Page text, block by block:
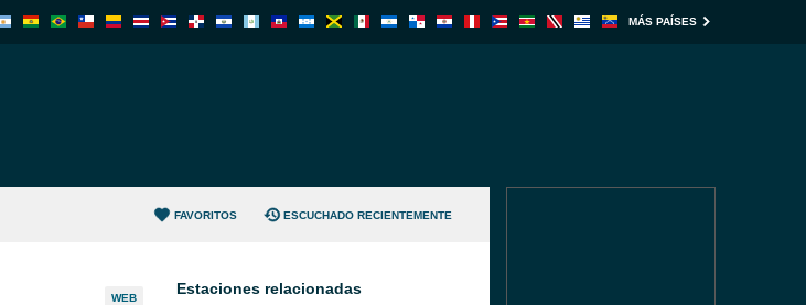
MÁS PAÍSES
FAVORITOS ESCUCHADO RECIENTEMENTE
WEB
Estaciones relacionadas